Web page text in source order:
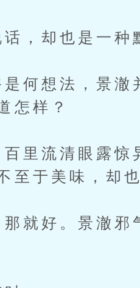
，却也是一种
何想法，景澈
怎样？
里流清眼露惊
至于美味，却
就好。景澈邪